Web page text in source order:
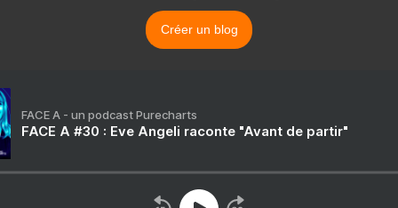
Créer un blog
FACE A - un podcast Purecharts
FACE A #30 : Eve Angeli raconte "Avant de partir"